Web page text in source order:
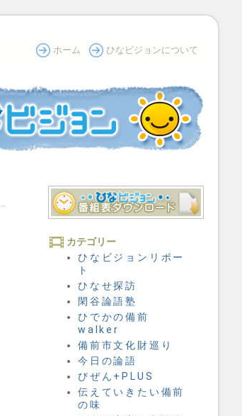
ホーム ひなビジョンについて
カテゴリー
ひなビジョンリポー
ト
ひなせ探訪
閑谷論語塾
ひでかの備前
walker
備前市文化財巡り
今日の論語
びぜん+PLUS
伝えていきたい備前
の味